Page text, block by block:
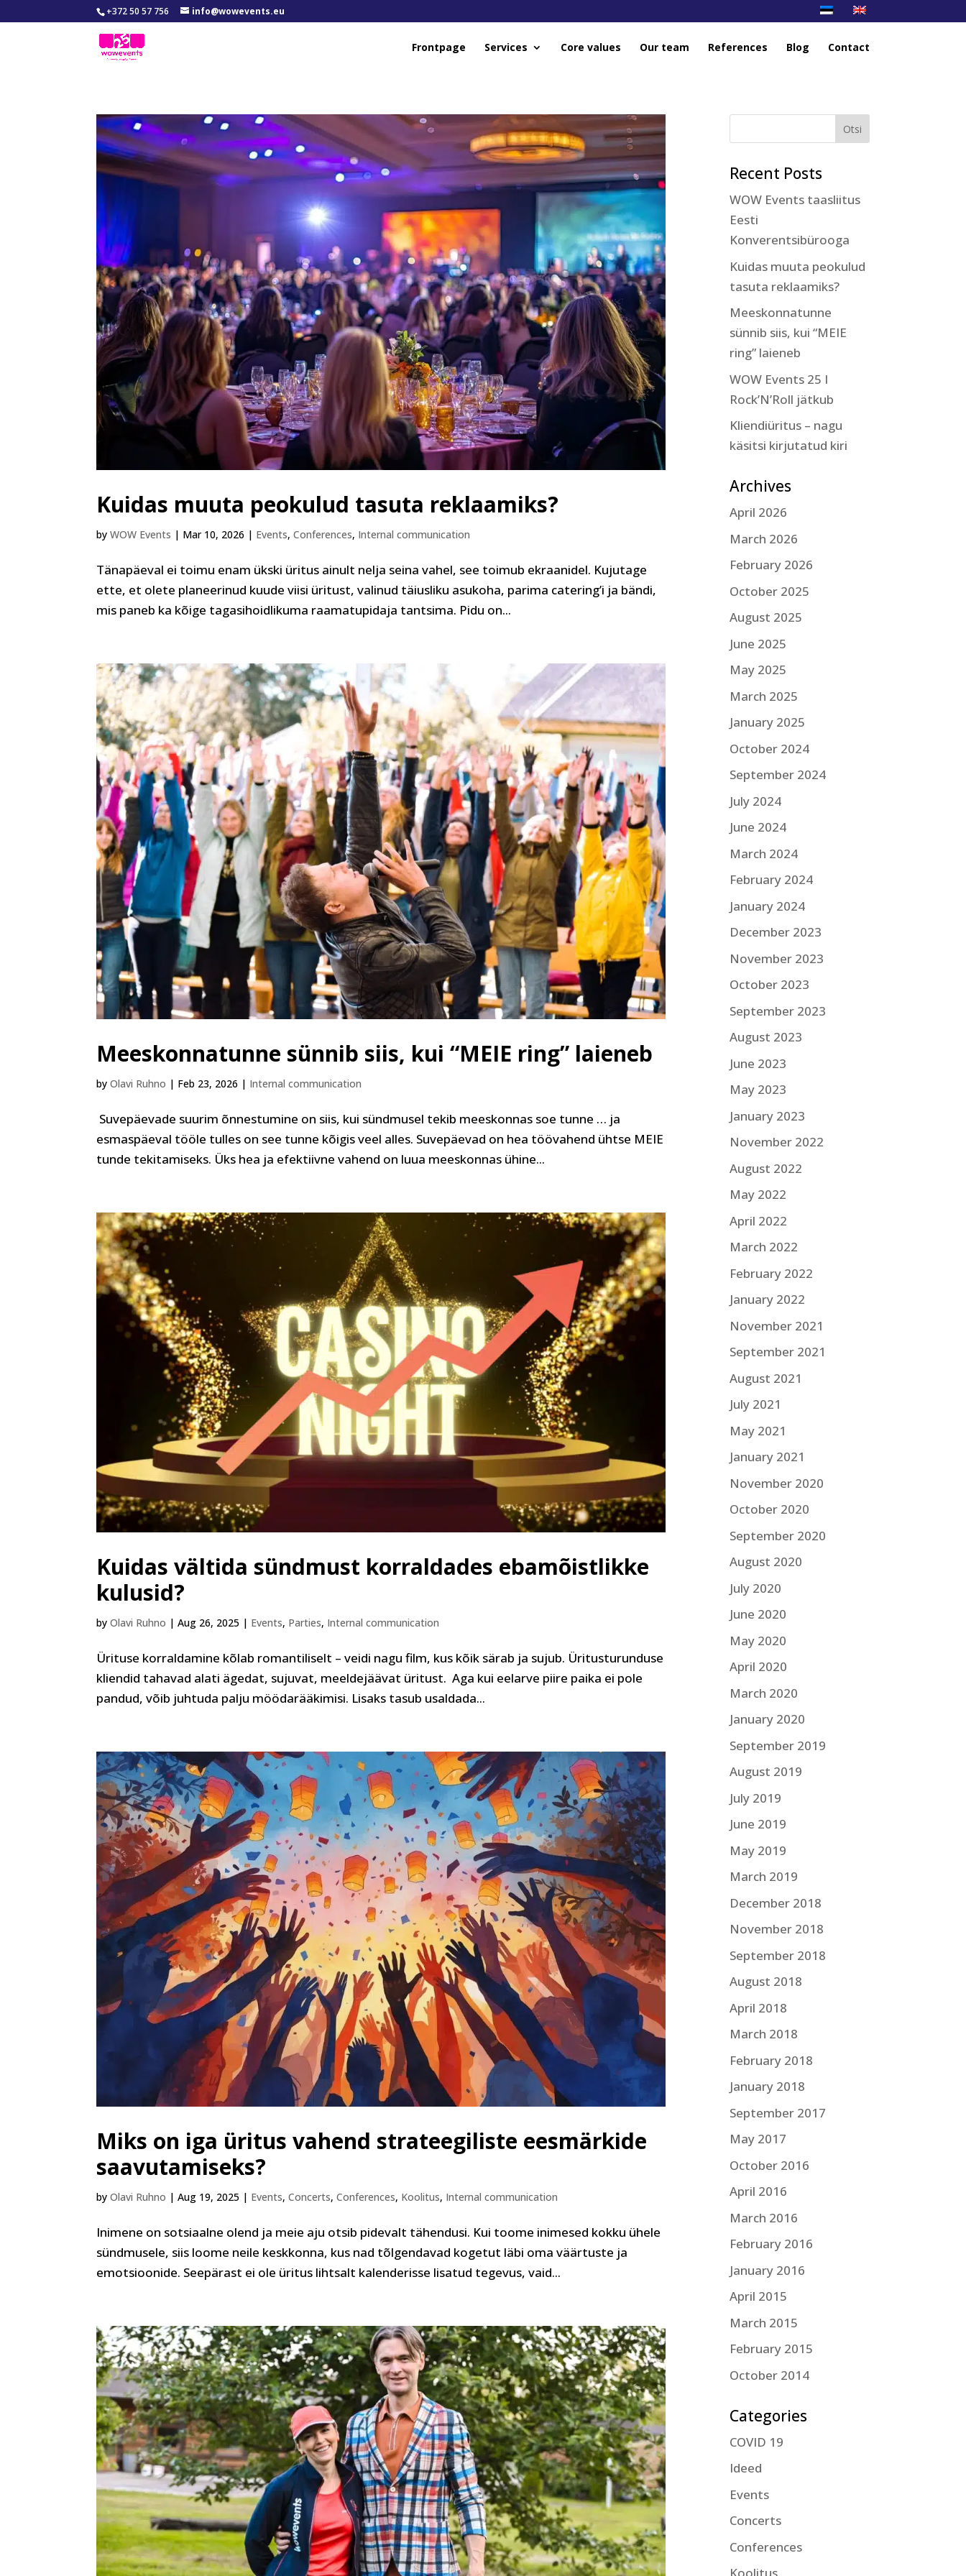
+372 50 57 756 info@wowevents.eu
Frontpage Services Core values Our team References Blog Contact
Kuidas muuta peokulud tasuta reklaamiks?
byWOW Events | Mar 10, 2026 | Events,Conferences, Internal communication
Tänapäeval ei toimu enam ükski üritus ainult nelja seina vahel, see toimub ekraanidel. Kujutage
ette, et olete planeerinud kuude viisi üritust, valinud täiusliku asukoha, parima catering’i ja bändi,
mis paneb ka kõige tagasihoidlikuma raamatupidaja tantsima. Pidu on...
Meeskonnatunne sünnib siis, kui “MEIE ring” laieneb
byOlavi Ruhno | Feb 23, 2026 | Internal communication
Suvepäevade suurim õnnestumine on siis, kui sündmusel tekib meeskonnas soe tunne … ja
esmaspäeval tööle tulles on see tunne kõigis veel alles. Suvepäevad on hea töövahend ühtse MEIE
tunde tekitamiseks. Üks hea ja efektiivne vahend on luua meeskonnas ühine...
Kuidas vältida sündmust korraldades ebamõistlikke
kulusid?
byOlavi Ruhno |Aug 26, 2025 | Events, Parties, Internal communication
Ürituse korraldamine kõlab romantiliselt – veidi nagu film, kus kõik särab ja sujub. Üritusturunduse
kliendid tahavad alati ägedat, sujuvat, meeldejäävat üritust. Aga kui eelarve piire paika ei pole
pandud, võib juhtuda palju möödarääkimisi. Lisaks tasub usaldada...
Miks on iga üritus vahend strateegiliste eesmärkide
saavutamiseks?
byOlavi Ruhno |Aug 19, 2025 | Events,Concerts,Conferences, Koolitus, Internal communication
Inimene on sotsiaalne olend ja meie aju otsib pidevalt tähendusi. Kui toome inimesed kokku ühele
sündmusele, siis loome neile keskkonna, kus nad tõlgendavad kogetut läbi oma väärtuste ja
emotsioonide. Seepärast ei ole üritus lihtsalt kalenderisse lisatud tegevus, vaid...
Recent Posts
WOW Events taasliitus
Eesti
Konverentsibürooga
Kuidas muuta peokulud
tasuta reklaamiks?
Meeskonnatunne
sünnib siis, kui “MEIE
ring” laieneb
WOW Events 25 I
Rock’N’Roll jätkub
Kliendiüritus – nagu
käsitsi kirjutatud kiri
Archives
April 2026
March 2026
February 2026
October 2025
August 2025
June 2025
May 2025
March 2025
January 2025
October 2024
September 2024
July 2024
June 2024
March 2024
February 2024
January 2024
December 2023
November 2023
October 2023
September 2023
August 2023
June 2023
May 2023
January 2023
November 2022
August 2022
May 2022
April 2022
March 2022
February 2022
January 2022
November 2021
September 2021
August 2021
July 2021
May 2021
January 2021
November 2020
October 2020
September 2020
August 2020
July 2020
June 2020
May 2020
April 2020
March 2020
January 2020
September 2019
August 2019
July 2019
June 2019
May 2019
March 2019
December 2018
November 2018
September 2018
August 2018
April 2018
March 2018
February 2018
January 2018
September 2017
May 2017
October 2016
April 2016
March 2016
February 2016
January 2016
April 2015
March 2015
February 2015
October 2014
Categories
COVID 19
Ideed
Events
Concerts
Conferences